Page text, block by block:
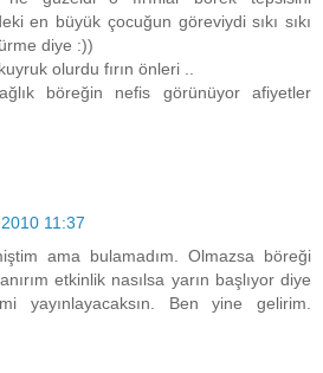
en büyük çocuğun göreviydi sıkı sıkı
diye :))
olurdu fırın önleri ..
böreğin nefis görünüyor afiyetler
11:37
ama bulamadım. Olmazsa böreği
etkinlik nasılsa yarın başlıyor diye
yayınlayacaksın. Ben yine gelirim.